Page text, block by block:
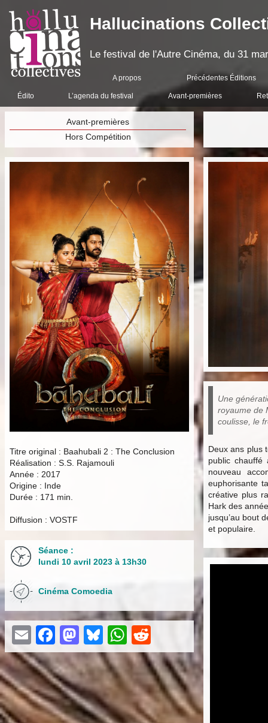
Hallucinations
Le festival de l'Autre Cinéma, du 31
A propos Précédentes Éditions
Édito L’agenda du festival Avant-premières
Avant-premières
Hors Compétition
Titre original : Baahubali 2 : The Conclusion
Réalisation : S.S. Rajamouli
Année : 2017
Origine : Inde
Durée : 171 min.
Diffusion : VOSTF
Séance :
lundi 10 avril 2023 à 13h30
Cinéma Comoedia
EmailFacebook
Mastodon
Bluesky
WhatsApp
Reddit
Une
royaume de
coulisse, le
Deux ans plus
public
nouveau
euphorisante
créative plus
Hark des
jusqu’au bout
et populaire.